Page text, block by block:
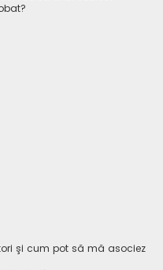
şi cum pot să mă asociez